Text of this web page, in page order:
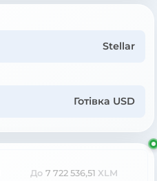
Stellar
Готівка USD
До 7 722 536,51 XLM